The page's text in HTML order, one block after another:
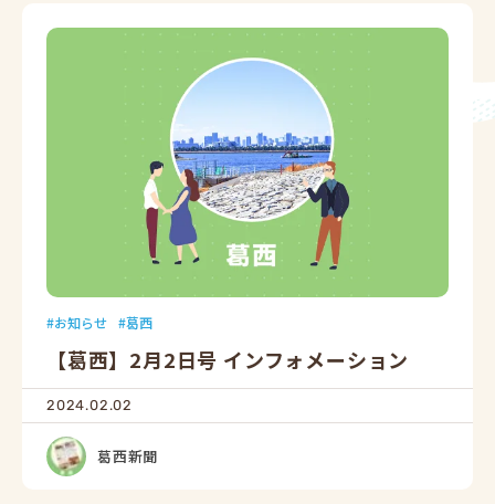
お知らせ 葛西
【葛西】2月2日号 インフォメーション
2024.02.02
葛西新聞